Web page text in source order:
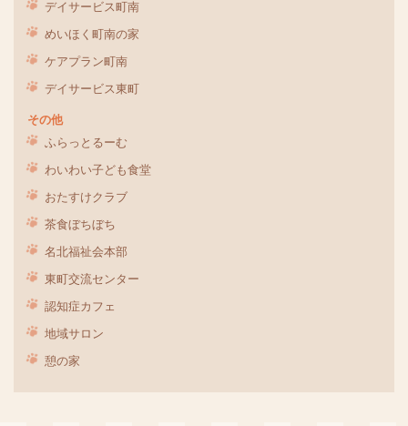
デイサービス町南
めいほく町南の家
ケアプラン町南
デイサービス東町
その他
ふらっとるーむ
わいわい子ども食堂
おたすけクラブ
茶食ぼちぼち
名北福祉会本部
東町交流センター
認知症カフェ
地域サロン
憩の家